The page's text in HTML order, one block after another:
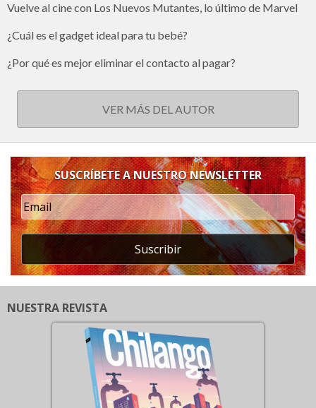
Vuelve al cine con Los Nuevos Mutantes, lo último de Marvel
¿Cuál es el gadget ideal para tu bebé?
¿Por qué es mejor eliminar el contacto al pagar?
VER MÁS DEL AUTOR
SUSCRÍBETE A NUESTRO NEWSLETTER
Suscribir
NUESTRA REVISTA